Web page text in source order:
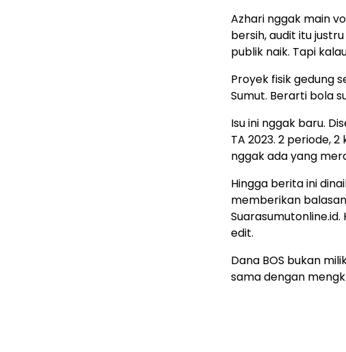
Azhari nggak main
bersih, audit itu
publik naik. Tapi
Proyek fisik gedung
Sumut. Berarti bola
Isu ini nggak baru.
TA 2023. 2 periode,
nggak ada yang
Hingga berita ini
memberikan
edit.
Dana BOS bukan
sama dengan